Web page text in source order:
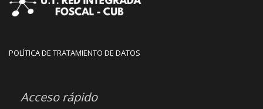
POLÍTICA DE TRATAMIENTO DE DATOS
Acceso rápido